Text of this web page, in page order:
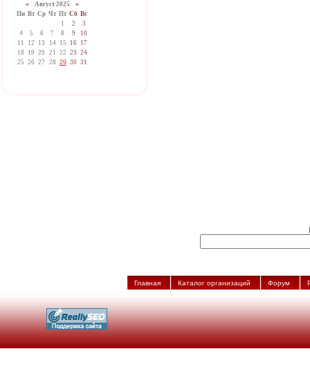
«Август 2025 »
Пн Вт Ср Чт Пт Сб Вс
1
2
3
4
5 6 7 8 9
10
11
12 13 14 15 16 17
18
19 20 21 22 23 24
25 26 27 28 29 30 31
Главная Каталог организаций Форум